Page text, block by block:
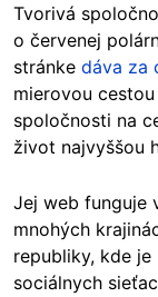
Tvorivá
o červenej
stránke dáva za
mierovou
spoločnosti na
život najvyššou
Jej web funguje
mnohých
republiky, kde
sociálnych